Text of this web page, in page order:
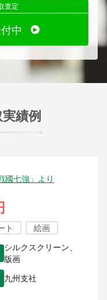
査定
中
績例
國七強」より
ト 絵画
シルクスクリーン、
版画
九州支社